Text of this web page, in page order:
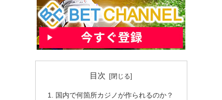
目次
国内で何箇所カジノが作られるのか？